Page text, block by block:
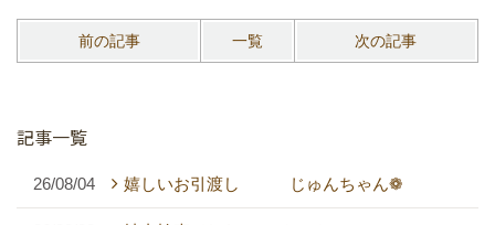
前の記事 一覧 次の記事
記事一覧
26/08/04 嬉しいお引渡し じゅんちゃん❁